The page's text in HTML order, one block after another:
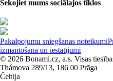
Sekojiet mums sociālajos tīklos
Pakalpojumu sniegšanas noteikumi
izmantošana un iestatījumi
© 2026 Bonami.cz, a.s. Visas
Thámova 289/13, 186 00 Prāga
Čehija